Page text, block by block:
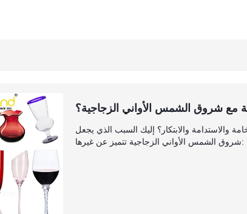
مع شروق الشمس الأواني الزجاجية؟
والاستدامة والابتكار؟ إليك السبب الذي يجعل
شروق الشمس الأواني الزجاجية تتميز عن غيرها: